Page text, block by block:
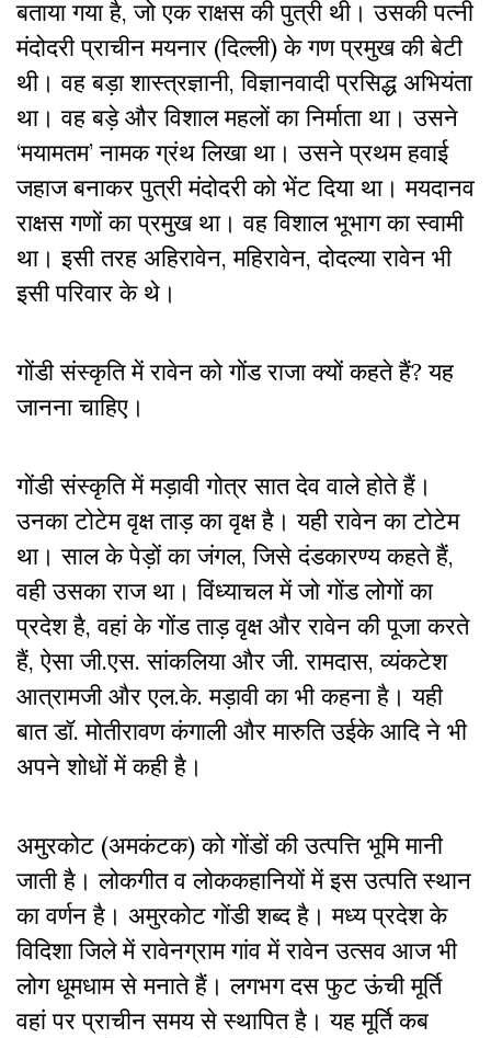
बताया गया है, जो एक राक्षस की पुत्री थी। उसकी पत्नी
मंदोदरी प्राचीन मयनार (दिल्ली) के गण प्रमुख की बेटी
थी। वह बड़ा शास्त्रज्ञानी, विज्ञानवादी प्रसिद्ध अभियंता
था। वह बड़े और विशाल महलों का निर्माता था। उसने
‘मयामतम’ नामक ग्रंथ लिखा था। उसने प्रथम हवाई
जहाज बनाकर पुत्री मंदोदरी को भेंट दिया था। मयदानव
राक्षस गणों का प्रमुख था। वह विशाल भूभाग का स्वामी
था। इसी तरह अहिरावेन, महिरावेन, दोदल्या रावेन भी
इसी परिवार के थे।
गोंडी संस्कृति में रावेन को गोंड राजा क्यों कहते हैं? यह
जानना चाहिए।
गोंडी संस्कृति में मड़ावी गोत्र सात देव वाले होते हैं।
उनका टोटेम वृक्ष ताड़ का वृक्ष है। यही रावेन का टोटेम
था। साल के पेड़ों का जंगल, जिसे दंडकारण्य कहते हैं,
वही उसका राज था। विंध्याचल में जो गोंड लोगों का
प्रदेश है, वहां के गोंड ताड़ वृक्ष और रावेन की पूजा करते
हैं, ऐसा जी.एस. सांकलिया और जी. रामदास, व्यंकटेश
आत्रामजी और एल.के. मड़ावी का भी कहना है। यही
बात डॉ. मोतीरावण कंगाली और मारुति उईके आदि ने भी
अपने शोधों में कही है।
अमुरकोट (अमकंटक) को गोंडों की उत्पत्ति भूमि मानी
जाती है। लोकगीत व लोककहानियों में इस उत्पति स्थान
का वर्णन है। अमुरकोट गोंडी शब्द है। मध्य प्रदेश के
विदिशा जिले में रावेनग्राम गांव में रावेन उत्सव आज भी
लोग धूमधाम से मनाते हैं। लगभग दस फुट ऊंची मूर्ति
वहां पर प्राचीन समय से स्थापित है। यह मूर्ति कब